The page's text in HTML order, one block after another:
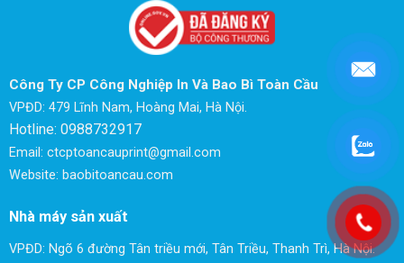
Công Ty CP Công Nghiệp In Và Bao Bì Toàn Cầu
VPĐD: 479 Lĩnh Nam, Hoàng Mai, Hà Nội.
Hotline: 0988732917
Email: ctcptoancauprint@gmail.com
Website: baobitoancau.com
Nhà máy sản xuất
VPĐD: Ngõ 6 đường Tân triều mới, Tân Triều, Thanh Trì, Hà Nội.